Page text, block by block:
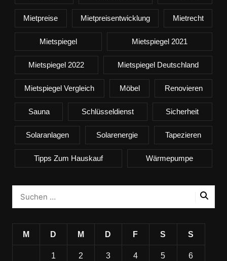
Mietpreise Mietpreisentwicklung Mietrecht
Mietspiegel Mietspiegel 2021
Mietspiegel 2022 Mietspiegel Deutschland
Mietspiegel Vergleich Möbel Renovieren
Sauna Schlüsseldienst Sicherheit
Solaranlagen Solarenergie Tapezieren
Tipps Zum Hauskauf Wärmepumpe
M D M D F S S
1 2 3 4 5 6